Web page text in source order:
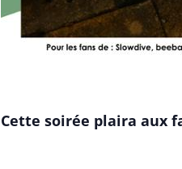
Cette soirée plaira aux